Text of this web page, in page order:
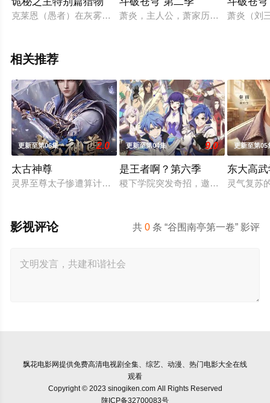
克莱恩（愚者）在灰雾之上召开塔罗会时，聆听到了新的祈求。
萧炎，主人公，萧家历史上空前绝后
萧炎（刘
相关推荐
更新至第06集 2.0
太古神尊
灵界至尊太子惨遭算计身死，重生跌落凡尘沦为底层杂役！身怀
更新至第04集 9.0
是王者啊？第六季
稷下学院突发奇招，邀优秀毕业生返
更新至第05
东大高
灵气复苏
共0 条 “谷围南亭第一卷” 影评
影视评论
飘花电影网提供免费高清电视剧全集、综艺、动漫、热门电影大全在线
观看
Copyright © 2023 sinogiken.com All Rights Reserved
陕ICP备32700083号